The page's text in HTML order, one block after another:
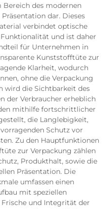
des modernen
dar. Dieses
verbindet optische
und ist daher
für Unternehmen in
Kunststofftüte zur
Klarheit, wodurch
ohne die Verpackung
wird die Sichtbarkeit des
der Verbraucher erheblich
mithilfe fortschrittlicher
die Langlebigkeit,
Schutz vor
Zu den Hauptfunktionen
zur Verpackung zählen
Produkthalt, sowie die
Präsentation. Die
umfassen einen
mit speziellen
und Integrität der